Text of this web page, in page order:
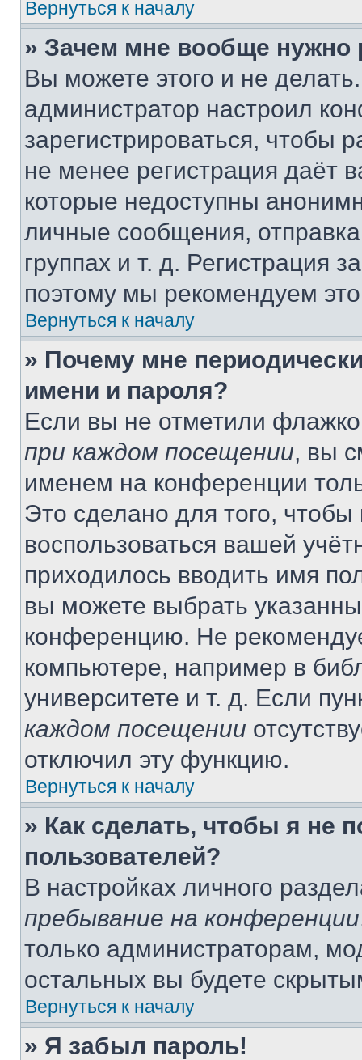
Вернуться к началу
» Зачем мне вообще нужно
Вы можете этого и не
администратор настроил
зарегистрироваться, чтобы
не менее регистрация даёт
которые недоступны
личные сообщения,
группах и т. д. Регистрация
поэтому мы рекомендуем
Вернуться к началу
» Почему мне
имени и пароля?
Если вы не отметили
при каждом посещении, вы
именем на конференции
Это сделано для того, чтобы
воспользоваться вашей
приходилось вводить имя
вы можете выбрать
конференцию. Не
компьютере, например в
университете и т. д. Если
каждом посещении
отключил эту функцию.
Вернуться к началу
» Как сделать, чтобы я не
пользователей?
В настройках личного
пребывание на конференции
только администраторам,
остальных вы будете
Вернуться к началу
» Я забыл пароль!